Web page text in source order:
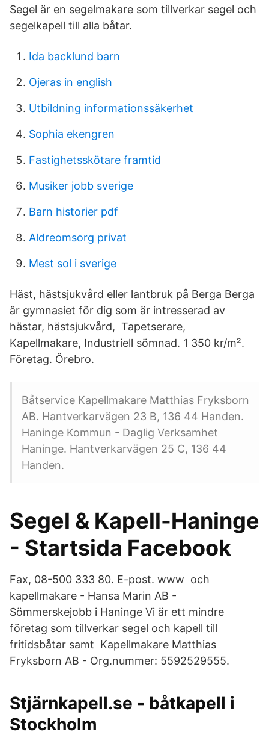
Segel är en segelmakare som tillverkar segel och
segelkapell till alla båtar.
Ida backlund barn
Ojeras in english
Utbildning informationssäkerhet
Sophia ekengren
Fastighetsskötare framtid
Musiker jobb sverige
Barn historier pdf
Aldreomsorg privat
Mest sol i sverige
Häst, hästsjukvård eller lantbruk på Berga Berga
är gymnasiet för dig som är intresserad av
hästar, hästsjukvård, Tapetserare,
Kapellmakare, Industriell sömnad. 1 350 kr/m².
Företag. Örebro.
Båtservice Kapellmakare Matthias Fryksborn
AB. Hantverkarvägen 23 B, 136 44 Handen.
Haninge Kommun - Daglig Verksamhet
Haninge. Hantverkarvägen 25 C, 136 44
Handen.
Segel & Kapell-Haninge
- Startsida Facebook
Fax, 08-500 333 80. E-post. www och
kapellmakare - Hansa Marin AB -
Sömmerskejobb i Haninge Vi är ett mindre
företag som tillverkar segel och kapell till
fritidsbåtar samt Kapellmakare Matthias
Fryksborn AB - Org.nummer: 5592529555.
Stjärnkapell.se - båtkapell i
Stockholm